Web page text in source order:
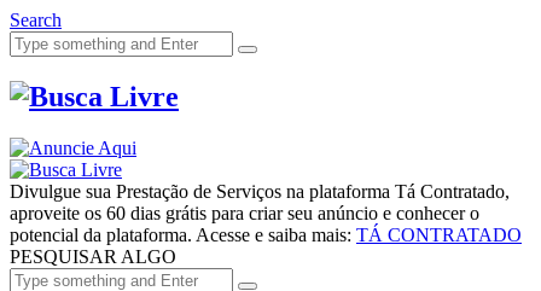
Search
Divulgue sua Prestação de Serviços na plataforma Tá Contratado,
aproveite os 60 dias grátis para criar seu anúncio e conhecer o
potencial da plataforma. Acesse e saiba mais: TÁ CONTRATADO
PESQUISAR ALGO